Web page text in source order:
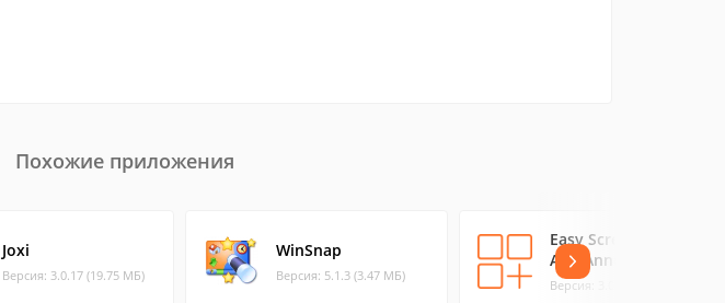
Похожие приложения
Joxi
Версия: 3.0.17 (19.75 МБ)
WinSnap
Версия: 5.1.3 (3.47 МБ)
Easy Screen Capture
And Annotation
Версия: 3.0.0.0 (2.1 МБ)